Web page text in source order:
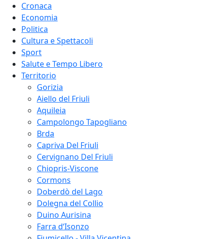
Cronaca
Economia
Politica
Cultura e Spettacoli
Sport
Salute e Tempo Libero
Territorio
Gorizia
Aiello del Friuli
Aquileia
Campolongo Tapogliano
Brda
Capriva Del Friuli
Cervignano Del Friuli
Chiopris-Viscone
Cormons
Doberdò del Lago
Dolegna del Collio
Duino Aurisina
Farra d‘Isonzo